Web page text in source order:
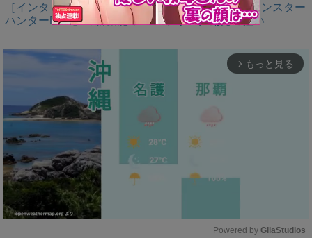
［インタビュー］距離を超えて，一緒に狩る。「モンスター
ハンターNow」の新機能 フレンドリンク開発の狙い
arrow_forward_ios もっと見る
Powered by GliaStudios